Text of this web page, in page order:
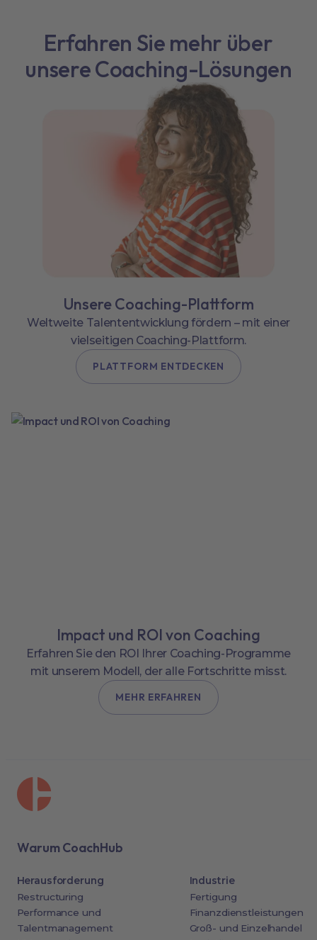
Erfahren Sie mehr über
unsere Coaching-Lösungen
Unsere Coaching-Plattform
Weltweite Talententwicklung fördern – mit einer
vielseitigen Coaching-Plattform.
PLATTFORM ENTDECKEN
Impact und ROI von Coaching
Erfahren Sie den ROI Ihrer Coaching-Programme
mit unserem Modell, der alle Fortschritte misst.
MEHR ERFAHREN
Warum CoachHub
Herausforderung
Restructuring
Performance und
Talentmanagement
Industrie
Fertigung
Finanzdienstleistungen
Groß- und Einzelhandel